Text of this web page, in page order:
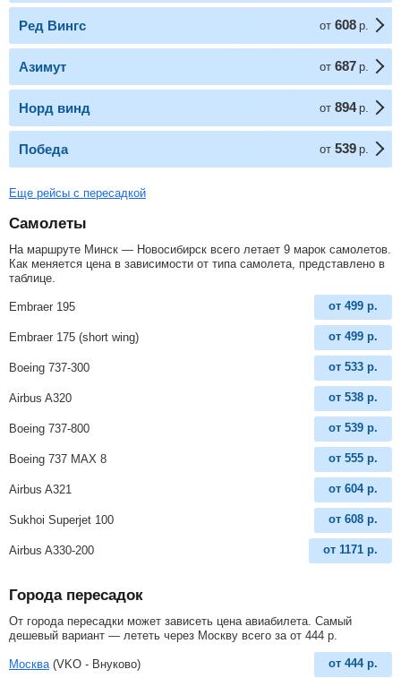
Ред Вингс от 608 р.
Азимут от 687 р.
Норд винд от 894 р.
Победа от 539 р.
Еще рейсы с пересадкой
Самолеты
На маршруте Минск — Новосибирск всего летает 9 марок самолетов.
Как меняется цена в зависимости от типа самолета, представлено в
таблице.
Embraer 195 от 499 р.
Embraer 175 (short wing) от 499 р.
Boeing 737-300 от 533 р.
Airbus A320 от 538 р.
Boeing 737-800 от 539 р.
Boeing 737 MAX 8 от 555 р.
Airbus A321 от 604 р.
Sukhoi Superjet 100 от 608 р.
Airbus A330-200 от 1171 р.
Города пересадок
От города пересадки может зависеть цена авиабилета. Самый
дешевый вариант — лететь через Москву всего за от 444 р
Москва (VKO - Внуково) от 444 р.